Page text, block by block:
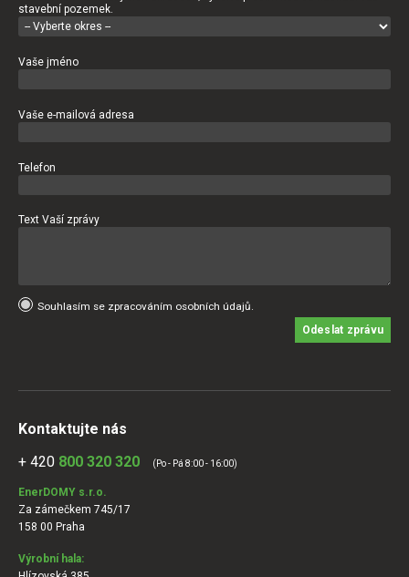
stavební pozemek.
Vaše jméno
Vaše e-mailová adresa
Telefon
Text Vaší zprávy
Souhlasím se zpracováním osobních údajů.
Odeslat zprávu
Kontaktujte nás
+ 420 800 320 320 (Po - Pá 8:00 - 16:00)
EnerDOMY s.r.o.
Za zámečkem 745/17
158 00 Praha
Výrobní hala: